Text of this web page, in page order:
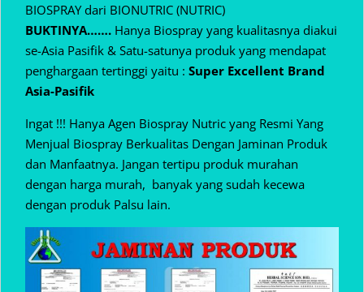
BIOSPRAY dari BIONUTRIC (NUTRIC)
BUKTINYA……. Hanya Biospray yang kualitasnya diakui
se-Asia Pasifik & Satu-satunya produk yang mendapat
penghargaan tertinggi yaitu : Super Excellent Brand
Asia-Pasifik
Ingat !!! Hanya Agen Biospray Nutric yang Resmi Yang
Menjual Biospray Berkualitas Dengan Jaminan Produk
dan Manfaatnya. Jangan tertipu produk murahan
dengan harga murah, banyak yang sudah kecewa
dengan produk Palsu lain.